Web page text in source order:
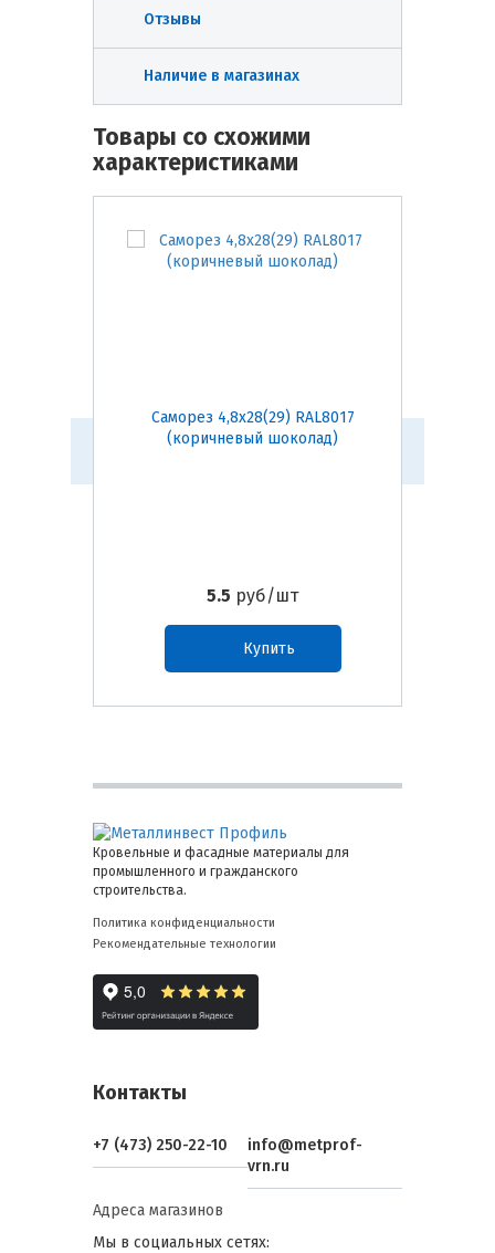
Отзывы
Наличие в магазинах
Товары со схожими
характеристиками
Саморез 4,8х28(29) RAL8017
(коричневый шоколад)
5.5 руб/шт
Купить
Кровельные и фасадные материалы для
промышленного и гражданского
строительства.
Политика конфиденциальности
Рекомендательные технологии
Контакты
+7 (473) 250-22-10
info@metprof-
vrn.ru
Адреса магазинов
Мы в социальных сетях: